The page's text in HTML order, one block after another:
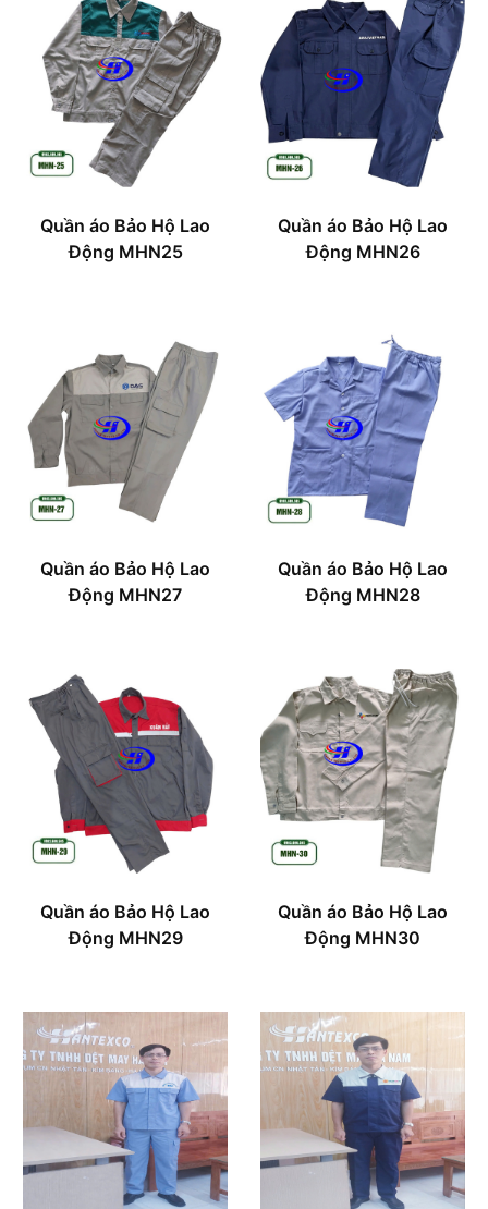
Quần áo Bảo Hộ Lao
Động MHN25
Quần áo Bảo Hộ Lao
Động MHN26
Quần áo Bảo Hộ Lao
Động MHN27
Quần áo Bảo Hộ Lao
Động MHN28
Quần áo Bảo Hộ Lao
Động MHN29
Quần áo Bảo Hộ Lao
Động MHN30